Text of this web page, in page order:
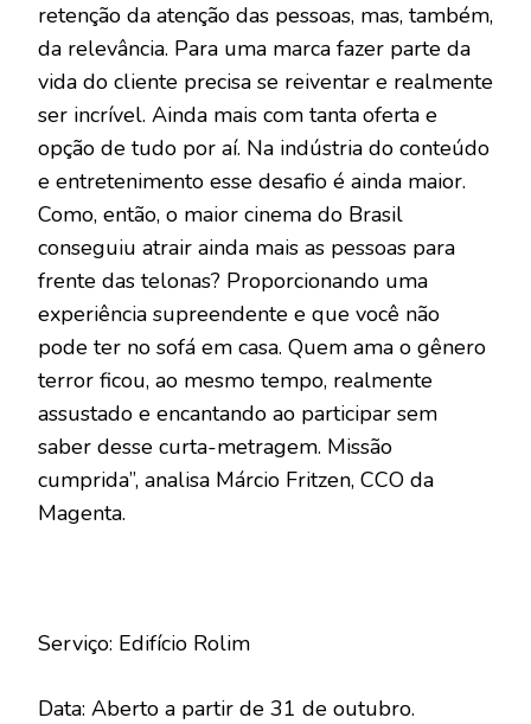
retenção da atenção das pessoas, mas, também,
da relevância. Para uma marca fazer parte da
vida do cliente precisa se reiventar e realmente
ser incrível. Ainda mais com tanta oferta e
opção de tudo por aí. Na indústria do conteúdo
e entretenimento esse desafio é ainda maior.
Como, então, o maior cinema do Brasil
conseguiu atrair ainda mais as pessoas para
frente das telonas? Proporcionando uma
experiência supreendente e que você não
pode ter no sofá em casa. Quem ama o gênero
terror ficou, ao mesmo tempo, realmente
assustado e encantando ao participar sem
saber desse curta-metragem. Missão
cumprida”, analisa Márcio Fritzen, CCO da
Magenta.
Serviço: Edifício Rolim
Data: Aberto a partir de 31 de outubro.